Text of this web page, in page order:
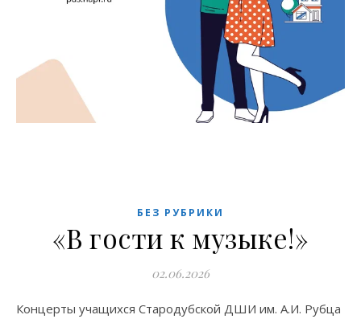
БЕЗ РУБРИКИ
«В гости к музыке!»
02.06.2026
Концерты учащихся Стародубской ДШИ им. А.И. Рубца